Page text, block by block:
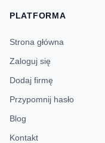
PLATFORMA
Strona główna
Zaloguj się
Dodaj firmę
Przypomnij hasło
Blog
Kontakt